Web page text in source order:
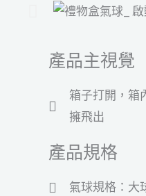
產品主視覺
箱子打開，箱
擁飛出
產品規格
氣球規格：大